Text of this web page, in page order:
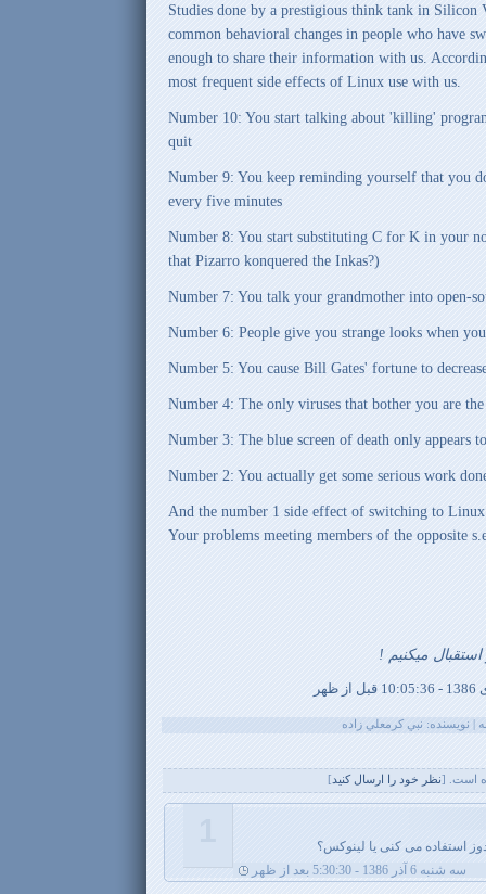
Studies done by a prestigious think tank in Silicon
common behavioral changes in people who have
enough to share their information with us.
most frequent side effects of Linux use with us.
Number 10: You start talking about 'killing'
quit
Number 9: You keep reminding yourself that you
every five minutes
Number 8: You start substituting C for K in your
that Pizarro konquered the Inkas?)
Number 7: You talk your grandmother into open-
Number 6: People give you strange looks when
Number 5: You cause Bill Gates' fortune to
Number 4: The only viruses that bother you are
Number 3: The blue screen of death only appears
Number 2: You actually get some serious work
And the number 1 side effect of switching to
Your problems meeting members of the opposite
میکنیم !
است. [نظر خود را ارسال کنيد ]
استفاده می کنی یا لینوکس؟
سه شنبه 6 آذر 1386 - 5:30:30 بعد از ظهر